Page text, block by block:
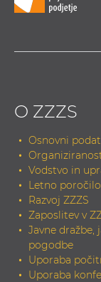
O ZZZS
Osnovni
Vodstvo in
Letno poročilo
Razvoj ZZZS
Zaposlitev v
Javne dražbe,
pogodbe
Uporaba
Uporaba